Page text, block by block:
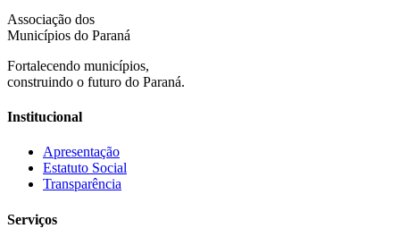
Associação dos
Municípios do Paraná
Fortalecendo municípios,
construindo o futuro do Paraná.
Institucional
Apresentação
Estatuto Social
Transparência
Serviços